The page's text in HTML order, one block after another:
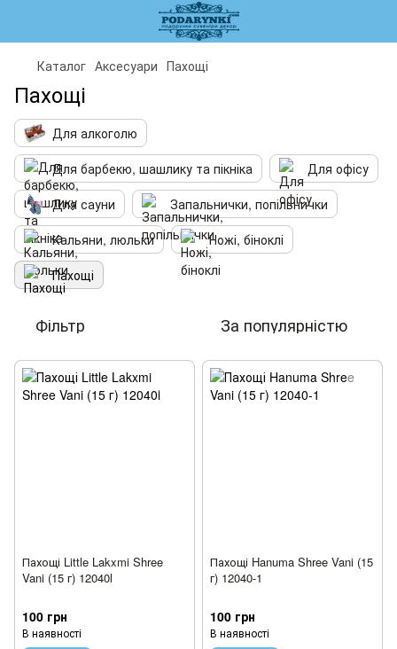
Каталог Аксесуари Пахощі
Пахощі
Для алкоголю
Для барбекю, шашлику та пікніка
Для офісу
Для сауни
Запальнички, попільнички
Кальяни, люльки
Ножі, біноклі
Пахощі
Фільтр За популярністю
Пахощі Little Lakxmi Shree
Vani (15 г) 12040l
100 грн
В наявності
Пахощі Hanuma Shree Vani (15
г) 12040-1
100 грн
В наявності